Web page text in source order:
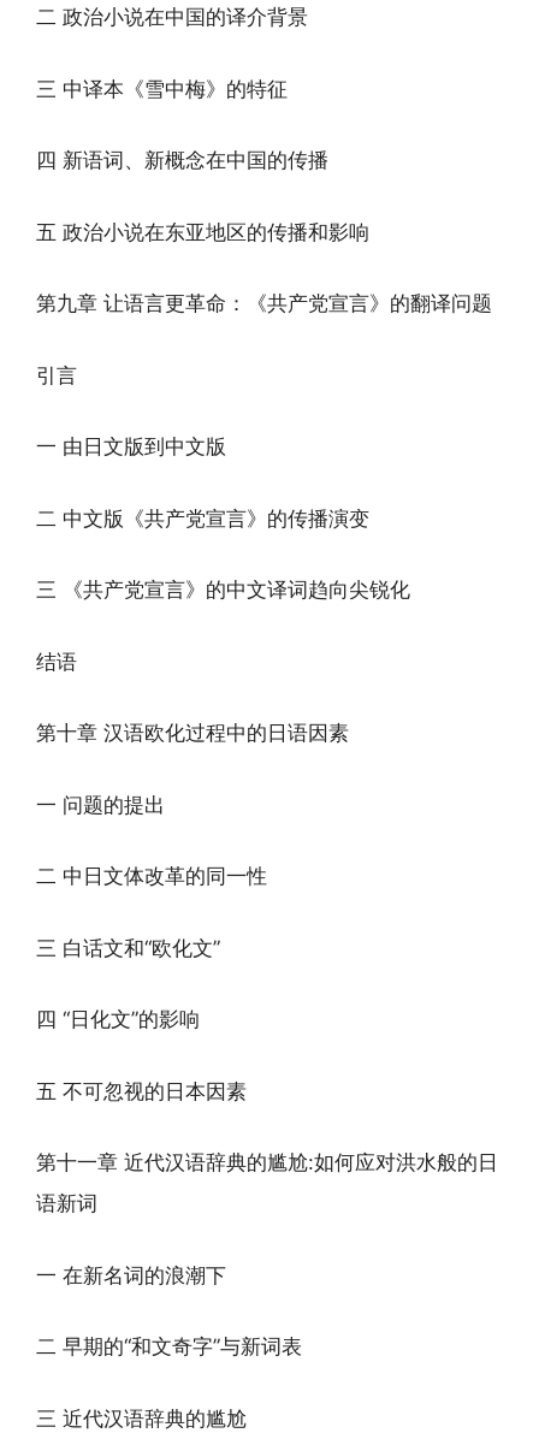
二 政治小说在中国的译介背景
三 中译本《雪中梅》的特征
四 新语词、新概念在中国的传播
五 政治小说在东亚地区的传播和影响
第九章 让语言更革命：《共产党宣言》的翻译问题
引言
一 由日文版到中文版
二 中文版《共产党宣言》的传播演变
三 《共产党宣言》的中文译词趋向尖锐化
结语
第十章 汉语欧化过程中的日语因素
一 问题的提出
二 中日文体改革的同一性
三 白话文和“欧化文”
四 “日化文”的影响
五 不可忽视的日本因素
第十一章 近代汉语辞典的尴尬:如何应对洪水般的日
语新词
一 在新名词的浪潮下
二 早期的“和文奇字”与新词表
三 近代汉语辞典的尴尬